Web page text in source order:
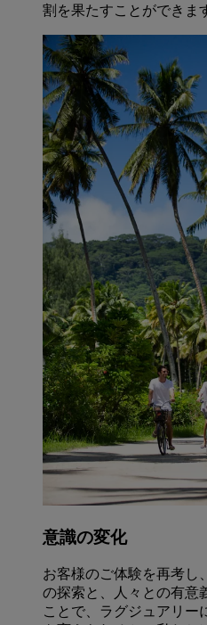
割を果たすことができま
意識の変化
お客様のご体験を再考し
の探索と、人々との有意
ことで、ラグジュアリー